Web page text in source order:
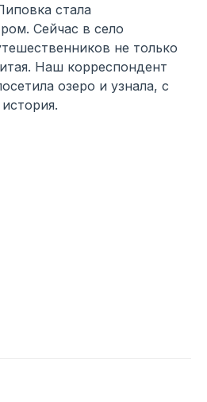
стала
Сейчас в село
не только
Наш корреспондент
озеро и узнала, с